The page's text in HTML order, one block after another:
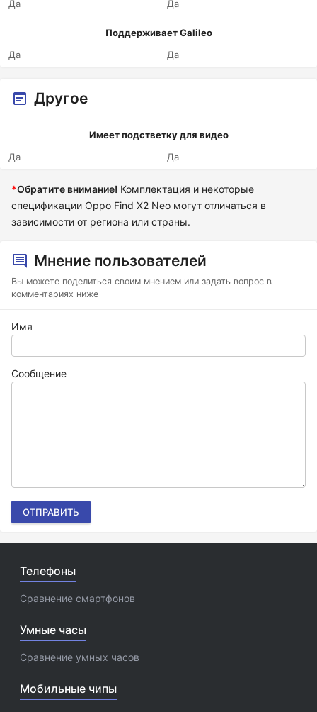
Да
Да
Поддерживает Galileo
Да
Да
Другое
Имеет подстветку для видео
Да
Да
*Обратите внимание! Комплектация и некоторые
спецификации Oppo Find X2 Neo могут отличаться в
зависимости от региона или страны.
Мнение пользователей
Вы можете поделиться своим мнением или задать вопрос в
комментариях ниже
Имя
Сообщение
ОТПРАВИТЬ
Телефоны
Сравнение смартфонов
Умные часы
Сравнение умных часов
Мобильные чипы